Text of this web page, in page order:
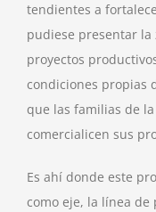
tendientes a
pudiese presentar la
proyectos
condiciones propias
que las familias de
comercialicen sus
Es ahí donde este
como eje, la línea de